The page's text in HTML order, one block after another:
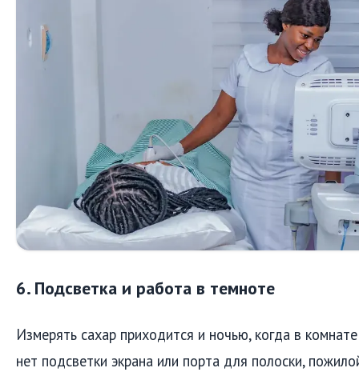
6. Подсветка и работа в темноте
Измерять сахар приходится и ночью, когда в
нет подсветки экрана или порта для полоски,